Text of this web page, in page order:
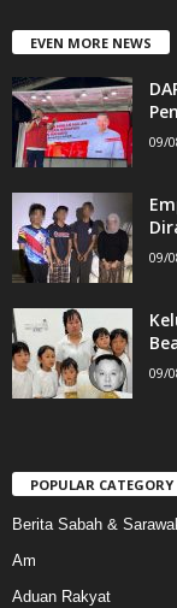
EVEN MORE NEWS
09/
09/
09/
POPULAR CATEGORY
Berita Sabah &
Am
Aduan Rakyat